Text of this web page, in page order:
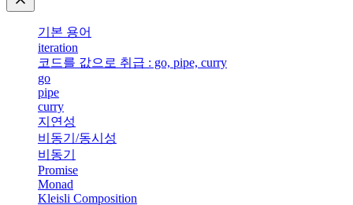
기본 용어
iteration
코드를 값으로 취급 : go, pipe, curry
go
pipe
curry
지연성
비동기/동시성
비동기
Promise
Monad
Kleisli Composition